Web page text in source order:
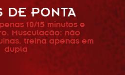
DE PONTA
10/15 minutos e
Musculação: não
treina apenas em
dupla